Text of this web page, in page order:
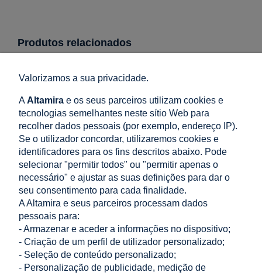
Produtos relacionados
Placa de fixação para cobertura de telhado
375x375mm CWL
31,46 €
Preço líquido:25,58 € adicionar ao carrinho
Conjunto de parafusos 32mm e vedantes para placa
de fixação e suporte "Z" CWL
9,47 €
Preço líquido:7,70 €
LOJA
Valorizamos a sua privacidade.
AAltamira e os seus parceiros utilizam cookies e
tecnologias semelhantes neste sítio Web para
recolher dados pessoais (por exemplo, endereço IP).
Se o utilizador concordar, utilizaremos cookies e
identificadores para os fins descritos abaixo. Pode
selecionar "permitir todos" ou "permitir apenas o
necessário" e ajustar as suas definições para dar o
seu consentimento para cada finalidade.
A Altamira e seus parceiros processam dados
pessoais para:
- Armazenar e aceder a informações no dispositivo;
- Criação de um perfil de utilizador personalizado;
- Seleção de conteúdo personalizado;
- Personalização de publicidade, medição de